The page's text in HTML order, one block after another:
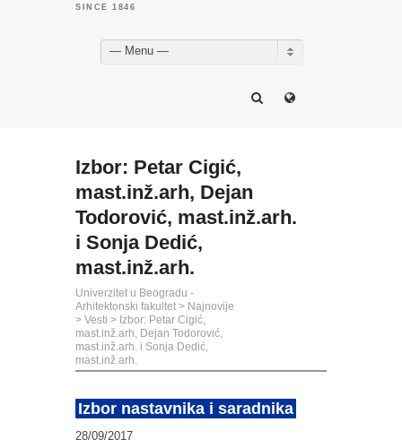
— Menu —
Izbor: Petar Cigić,
mast.inž.arh, Dejan
Todorović, mast.inž.arh.
i Sonja Dedić,
mast.inž.arh.
Univerzitet u Beogradu -
Arhitektonski fakultet > Najnovije
> Vesti > Izbor: Petar Cigić,
mast.inž.arh, Dejan Todorović,
mast.inž.arh. i Sonja Dedić,
mast.inž.arh.
Izbor nastavnika i saradnika
28/09/2017